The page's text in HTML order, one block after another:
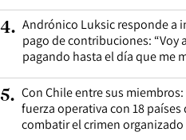
4. Andrónico Luksic responde a
pago de contribuciones: “Voy
pagando hasta el día que me
5. Con Chile entre sus miembros:
fuerza operativa con 18 países
combatir el crimen organizado